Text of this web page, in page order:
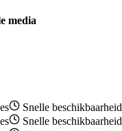
media
Snelle beschikbaarheid
Snelle beschikbaarheid